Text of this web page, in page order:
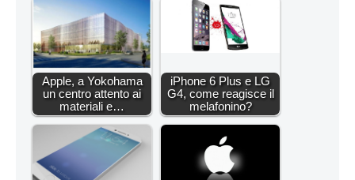
Apple, a Yokohama
un centro attento ai
materiali e…
iPhone 6 Plus e LG
G4, come reagisce il
melafonino?